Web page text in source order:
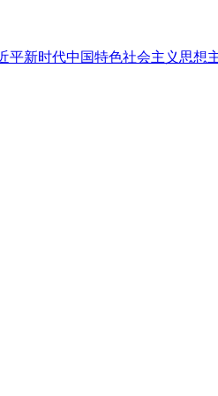
平新时代中国特色社会主义思想